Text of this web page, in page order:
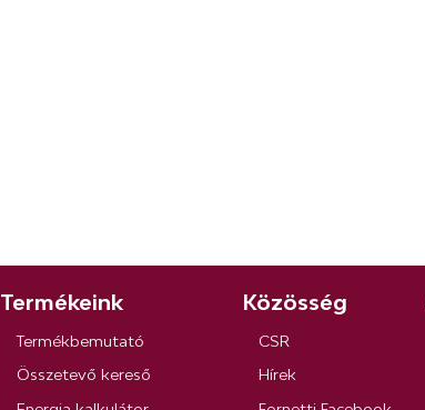
Termékeink
Termékbemutató
Összetevő kereső
Közösség
CSR
Hírek